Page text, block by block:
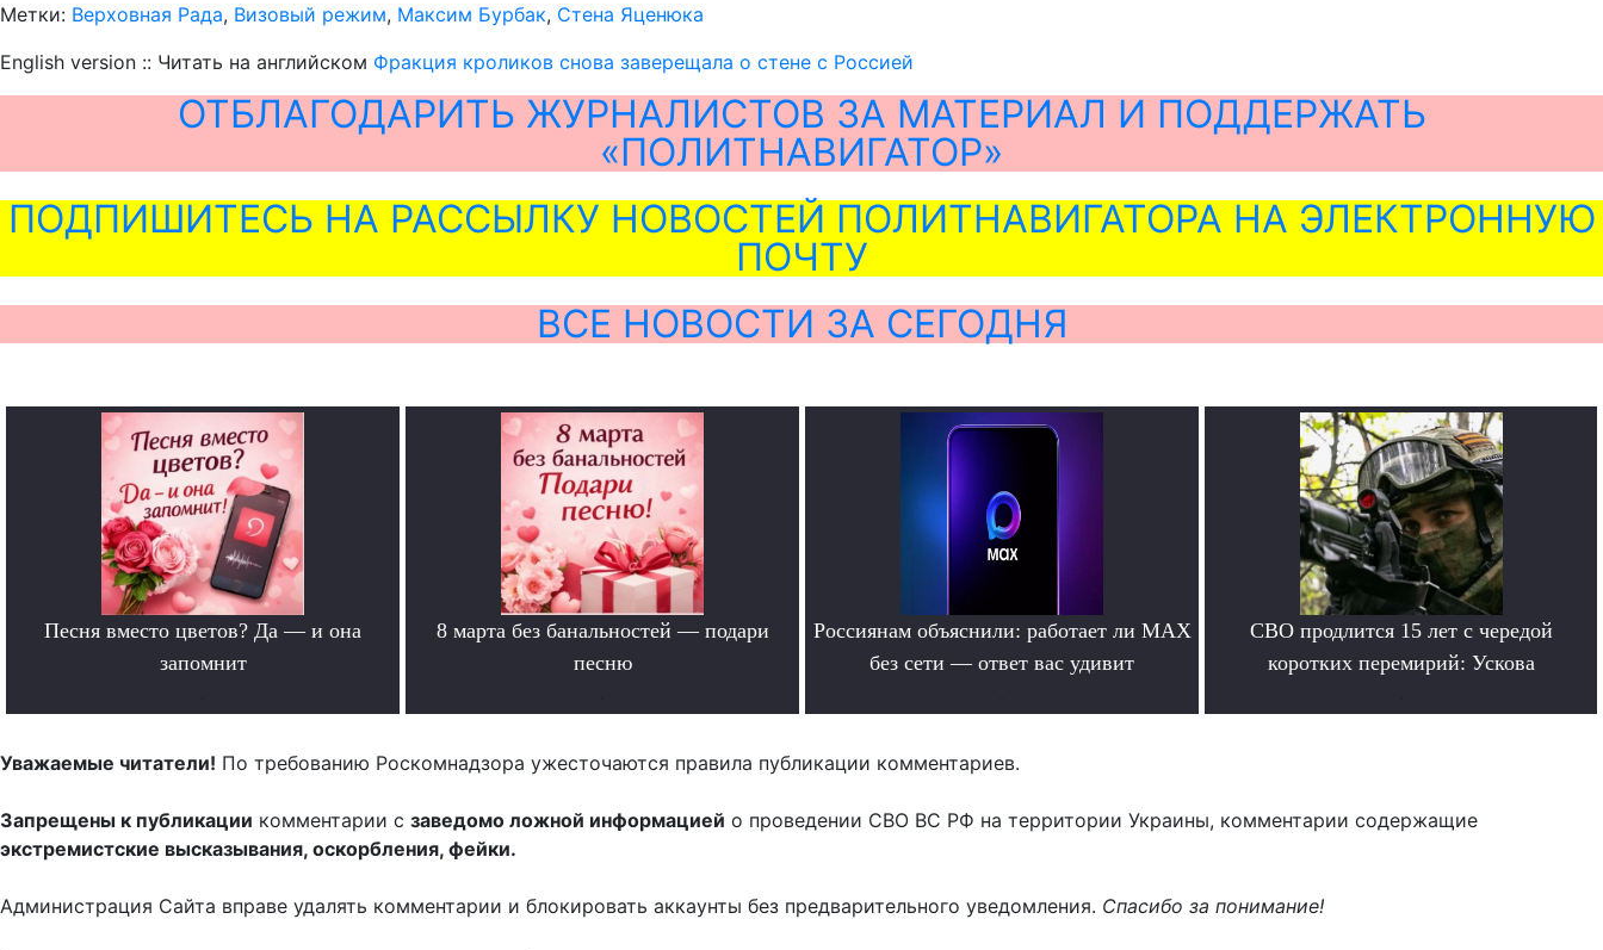
Метки: Верховная Рада, Визовый режим, Максим Бурбак, Стена Яценюка
English version :: Читать на английском Фракция кроликов снова заверещала о стене с Россией
ОТБЛАГОДАРИТЬ ЖУРНАЛИСТОВ ЗА МАТЕРИАЛ И ПОДДЕРЖАТЬ
«ПОЛИТНАВИГАТОР»
ПОДПИШИТЕСЬ НА РАССЫЛКУ НОВОСТЕЙ ПОЛИТНАВИГАТОРА НА ЭЛЕКТРОННУЮ
ПОЧТУ
ВСЕ НОВОСТИ ЗА СЕГОДНЯ
Песня вместо цветов? Да — и она
запомнит
8 марта без банальностей — подари
песню
Россиянам объяснили: работает ли MAX
без сети — ответ вас удивит
СВО продлится 15 лет с чередой
коротких перемирий: Ускова
Уважаемые читатели! По требованию Роскомнадзора ужесточаются правила публикации комментариев.
Запрещены к публикации комментарии с заведомо ложной информацией о проведении СВО ВС РФ на территории Украины, комментарии содержащие
экстремистские высказывания, оскорбления, фейки.
Администрация Сайта вправе удалять комментарии и блокировать аккаунты без предварительного уведомления. Спасибо за понимание!